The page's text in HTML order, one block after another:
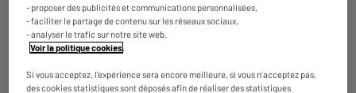
BY ELECTRODEPOT
E
TV Full HD 40" EDENWOOD ED40A06FHD-RE
- proposer des publicités et communications personnalisées,
- faciliter le partage de contenu sur les réseaux sociaux,
- analyser le trafic sur notre site web.
Voir la politique cookies.
Si vous acceptez, l'expérience sera encore meilleure, si vous n'acceptez pas,
des cookies statistiques sont déposés afin de réaliser des statistiques